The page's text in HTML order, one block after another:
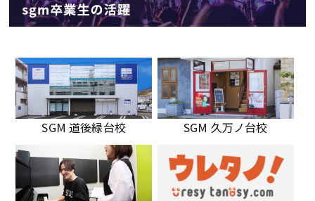
SGM 道後緑台校 SGM 久万ノ台校